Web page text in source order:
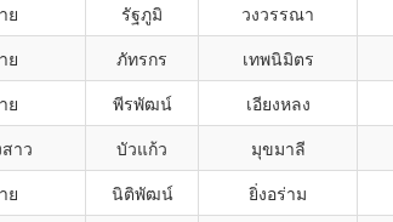
ย รัฐภูมิ วงวรรณา
ย ภัทรกร เทพนิมิตร
ย พีรพัฒน์ เอียงหลง
าว บัวแก้ว มุขมาลี
ย นิติพัฒน์ ยิ่งอร่าม